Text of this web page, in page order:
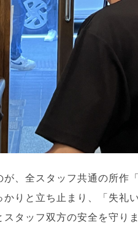
が、全スタッフ共通の所
りと立ち止まり、「失礼
タッフ双方の安全を守りま